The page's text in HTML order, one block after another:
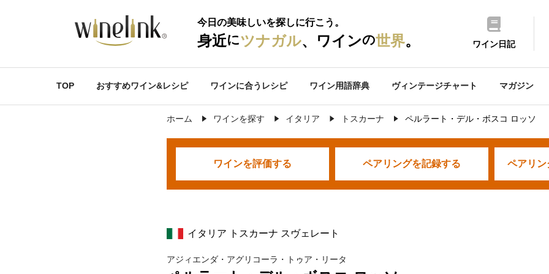
今日の美味しいを探しに行こう。
身近にツナガル、ワインの世界。 ワイン日記
TOP おすすめワイン&レシピ ワインに合うレシピ ワイン用語辞典 ヴィンテージチャート マガジン
ホーム ワインを探す イタリア トスカーナ ペルラート・デル・ボスコ ロッソ
ワインを評価する ペアリングを記録する ペアリン
イタリア トスカーナ スヴェレート
アジィエンダ・アグリコーラ・トゥア・リータ